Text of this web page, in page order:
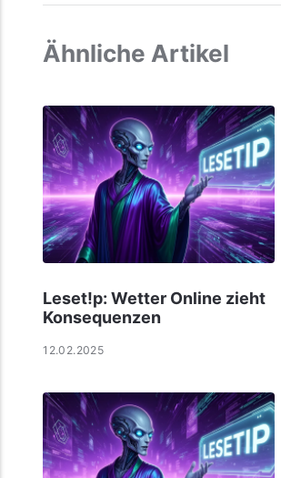
Ähnliche Artikel
Leset!p: Wetter Online zieht
Konsequenzen
12.02.2025